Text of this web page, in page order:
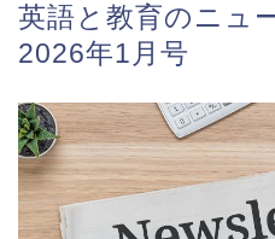
英語と教育のニュ
2026年1月号